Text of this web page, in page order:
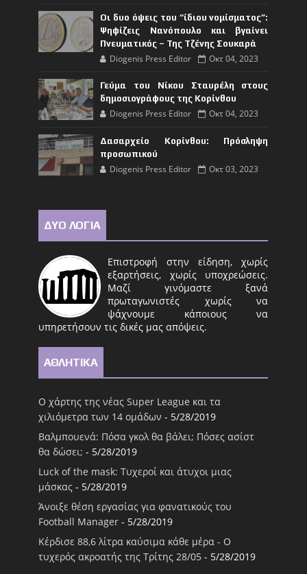
Οι δυο όψεις του “ίδιου νομίσματος”:
Ψηφίζεις Νανόπουλο και βγαίνει
Πνευματικός – Της Τζένης Σουκαρά
Diogenis Press Editor Οκτ 04, 2023
Γεύμα του Νίκου Σταυρέλη στους
δημοσιογράφους της Κορίνθου
Diogenis Press Editor Οκτ 04, 2023
Δασαρχείο Κορίνθου: Πρόσληψη
προσωπικού
Diogenis Press Editor Οκτ 03, 2023
ΔΥΟ ΛΟΓΙΑ
Επιστροφή στην είδηση, χωρίς
εξαρτήσεις, χωρίς υποχρεώσεις.
Μαζί γινόμαστε ξανά
πρωταγωνιστές χωρίς να
ψάχνουμε κάποιους να
υπηρετήσουν τις δικές μας απόψεις.
ΑΘΛΗΤΙΚΑ
Ο χάρτης της νέας Super League και τα
χιλιόμετρα των 14 ομάδων - 5/28/2019
Βαλμπουενά: Πόσα γκολ θα βάλει; Πόσες ασίστ
θα δώσει; - 5/28/2019
Luck of the mask: Τυχεροί και άτυχοι μιας
μάσκας - 5/28/2019
Άνοιξε θέση εργασίας για φανατικούς του
Football Μanager - 5/28/2019
Κέρδισε 88,6 λίτρα καύσιμα κάθε μέρα - Ο
τυχερός ακροατής της Τρίτης 28/05 - 5/28/2019